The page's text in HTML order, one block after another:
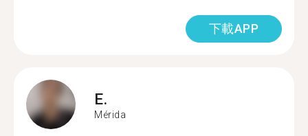
下載APP
E.
Mérida